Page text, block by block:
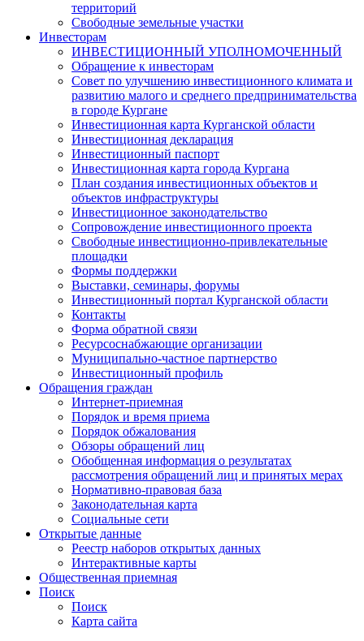
территорий
Свободные земельные участки
Инвесторам
ИНВЕСТИЦИОННЫЙ УПОЛНОМОЧЕННЫЙ
Обращение к инвесторам
Совет по улучшению инвестиционного климата и
развитию малого и среднего предпринимательства
в городе Кургане
Инвестиционная карта Курганской области
Инвестиционная декларация
Инвестиционный паспорт
Инвестиционная карта города Кургана
План создания инвестиционных объектов и
объектов инфраструктуры
Инвестиционное законодательство
Сопровождение инвестиционного проекта
Свободные инвестиционно-привлекательные
площадки
Формы поддержки
Выставки, семинары, форумы
Инвестиционный портал Курганской области
Контакты
Форма обратной связи
Ресурсоснабжающие организации
Муниципально-частное партнерство
Инвестиционный профиль
Обращения граждан
Интернет-приемная
Порядок и время приема
Порядок обжалования
Обзоры обращений лиц
Обобщенная информация о результатах
рассмотрения обращений лиц и принятых мерах
Нормативно-правовая база
Законодательная карта
Социальные сети
Открытые данные
Реестр наборов открытых данных
Интерактивные карты
Общественная приемная
Поиск
Поиск
Карта сайта